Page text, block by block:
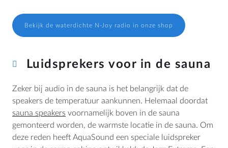
Bekijk de waterdichte N-Joy radio in onze shop
Luidsprekers voor in de sauna
Zeker bij audio in de sauna is het belangrijk dat de
speakers de temperatuur aankunnen. Helemaal doordat
sauna speakers voornamelijk boven in de sauna
gemonteerd worden, de warmste locatie in de sauna. Om
deze reden heeft AquaSound een speciale luidspreker
info@aquasound.eu